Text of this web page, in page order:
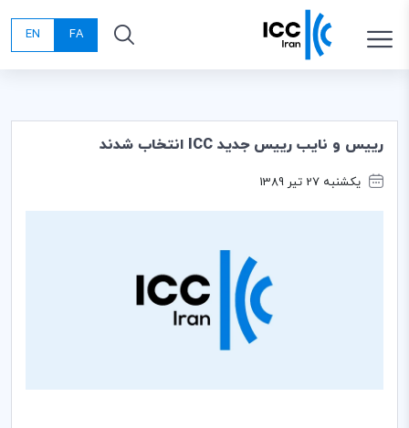
FA
EN
رییس و نایب رییس جدید ICC انتخاب شدند
یکشنبه 27 تیر 1389